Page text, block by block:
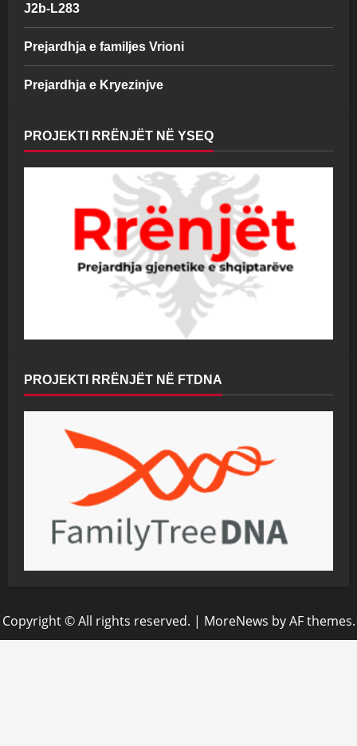
J2b-L283
Prejardhja e familjes Vrioni
Prejardhja e Kryezinjve
PROJEKTI RRËNJËT NË YSEQ
PROJEKTI RRËNJËT NË FTDNA
Copyright © All rights reserved. | MoreNews by AF themes.